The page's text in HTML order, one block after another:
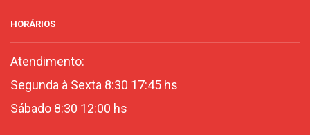
HORÁRIOS
Atendimento:
Segunda à Sexta 8:30 17:45 hs
Sábado 8:30 12:00 hs